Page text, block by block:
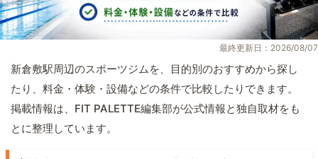
最終更新日：2026/08/07
新倉敷駅周辺のスポーツジムを、目的別のおすすめから探し
たり、料金・体験・設備などの条件で比較したりできます。
掲載情報は、FIT PALETTE編集部が公式情報と独自取材をも
とに整理しています。